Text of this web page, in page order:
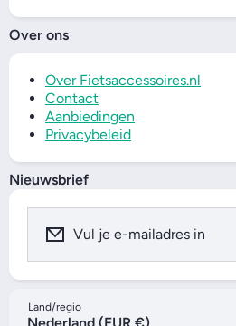
Over ons
Over Fietsaccessoires.nl
Contact
Aanbiedingen
Privacybeleid
Nieuwsbrief
Vul je e-mailadres in
Land/regio